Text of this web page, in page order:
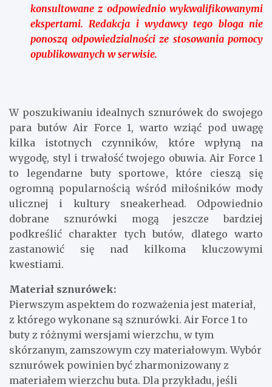
konsultowane z odpowiednio wykwalifikowanymi
ekspertami. Redakcja i wydawcy tego bloga nie
ponoszą odpowiedzialności ze stosowania pomocy
opublikowanych w serwisie.
W poszukiwaniu idealnych sznurówek do swojego
para butów Air Force 1, warto wziąć pod uwagę
kilka istotnych czynników, które wpłyną na
wygodę, styl i trwałość twojego obuwia. Air Force 1
to legendarne buty sportowe, które cieszą się
ogromną popularnością wśród miłośników mody
ulicznej i kultury sneakerhead. Odpowiednio
dobrane sznurówki mogą jeszcze bardziej
podkreślić charakter tych butów, dlatego warto
zastanowić się nad kilkoma kluczowymi
kwestiami.
Materiał sznurówek:
Pierwszym aspektem do rozważenia jest materiał,
z którego wykonane są sznurówki. Air Force 1 to
buty z różnymi wersjami wierzchu, w tym
skórzanym, zamszowym czy materiałowym. Wybór
sznurówek powinien być zharmonizowany z
materiałem wierzchu buta. Dla przykładu, jeśli